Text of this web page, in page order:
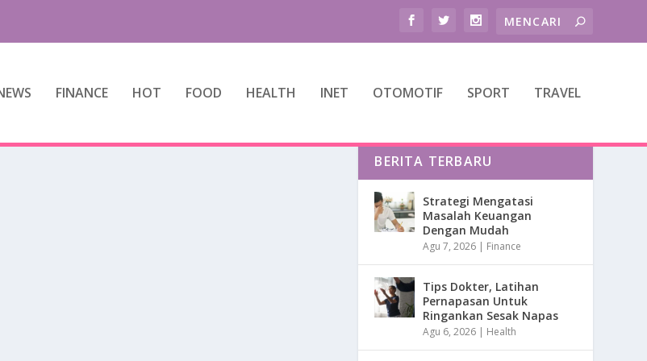
FINANCE HOT FOOD HEALTH INET OTOMOTIF SPORT TRAVEL
BERITA TERBARU
Strategi Mengatasi
Masalah Keuangan
Dengan Mudah
Agu 7, 2026 | Finance
Tips Dokter, Latihan
Pernapasan Untuk
Ringankan Sesak Napas
Agu 6, 2026 | Health